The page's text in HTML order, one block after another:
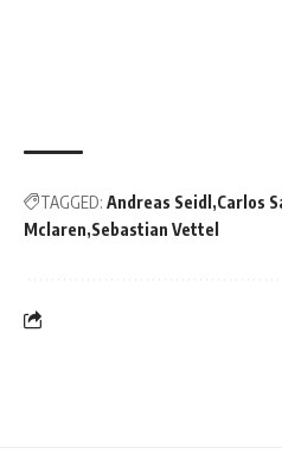
TAGGED: Andreas Seidl Carlos
Mclaren Sebastian Vettel